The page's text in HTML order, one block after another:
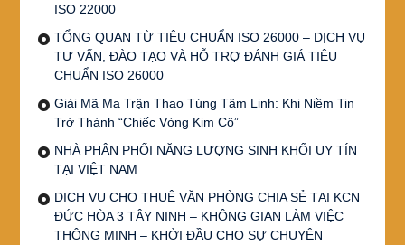
ISO 22000
TỔNG QUAN TỪ TIÊU CHUẨN ISO 26000 – DỊCH VỤ
TƯ VẤN, ĐÀO TẠO VÀ HỖ TRỢ ĐÁNH GIÁ TIÊU
CHUẨN ISO 26000
Giải Mã Ma Trận Thao Túng Tâm Linh: Khi Niềm Tin
Trở Thành “Chiếc Vòng Kim Cô”
NHÀ PHÂN PHỐI NĂNG LƯỢNG SINH KHỐI UY TÍN
TẠI VIỆT NAM
DỊCH VỤ CHO THUÊ VĂN PHÒNG CHIA SẺ TẠI KCN
ĐỨC HÒA 3 TÂY NINH – KHÔNG GIAN LÀM VIỆC
THÔNG MINH – KHỞI ĐẦU CHO SỰ CHUYÊN